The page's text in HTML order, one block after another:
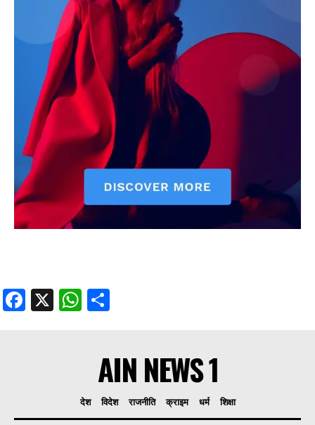
Privacy Policy
Terms of Use Agreement
Facebook
X WhatsApp
Share
Facebook
X WhatsApp
AIN NEWS 1
देश विदेश राजनीति क्राइम धर्म शिक्षा